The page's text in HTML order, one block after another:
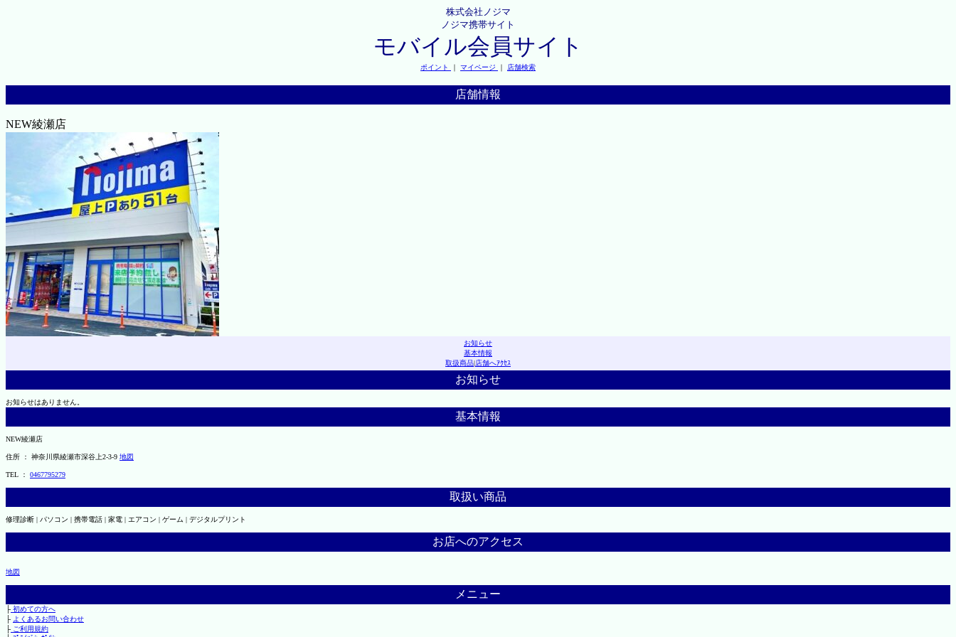
株式会社ノジマ
ノジマ携帯サイト
モバイル会員サイト
ポイント ｜ マイページ ｜ 店舗検索
店舗情報
NEW綾瀬店
お知らせ
基本情報
取扱商品|店舗へｱｸｾｽ
お知らせ
お知らせはありません。
基本情報
NEW綾瀬店
住所 ： 神奈川県綾瀬市深谷上2-3-9 地図
TEL ： 0467795279
取扱い商品
修理診断 | パソコン | 携帯電話 | 家電 | エアコン | ゲーム | デジタルプリント
お店へのアクセス
地図
メニュー
├初めての方へ
├ よくあるお問い合わせ
├ご利用規約